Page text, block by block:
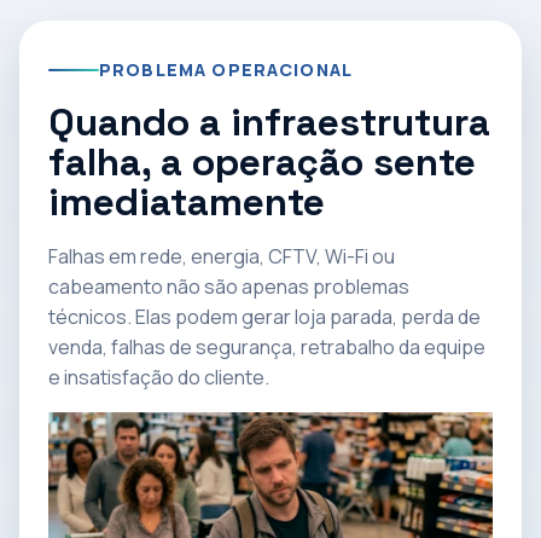
PROBLEMA OPERACIONAL
Quando a infraestrutura
falha, a operação sente
imediatamente
Falhas em rede, energia, CFTV, Wi-Fi ou
cabeamento não são apenas problemas
técnicos. Elas podem gerar loja parada, perda de
venda, falhas de segurança, retrabalho da equipe
e insatisfação do cliente.